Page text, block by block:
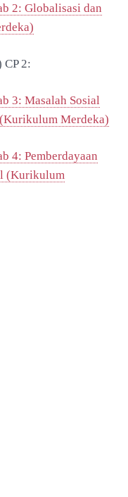
2: Globalisasi dan
2:
3: Masalah Sosial
Merdeka)
4: Pemberdayaan
(Kurikulum